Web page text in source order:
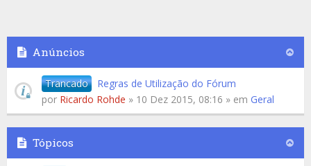
Anúncios
Trancado
Regras de Utilização do Fórum
por Ricardo Rohde » 10 Dez 2015, 08:16 » em Geral
Tópicos